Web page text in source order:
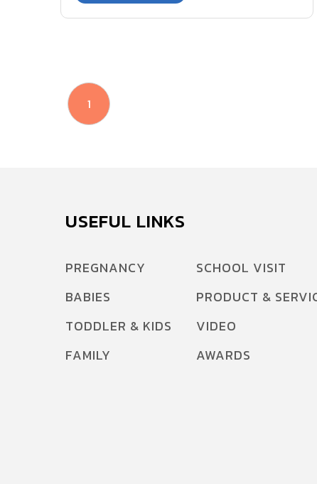
1
USEFUL LINKS
PREGNANCY
BABIES
TODDLER & KIDS
FAMILY
SCHOOL VISIT
PRODUCT &
VIDEO
AWARDS